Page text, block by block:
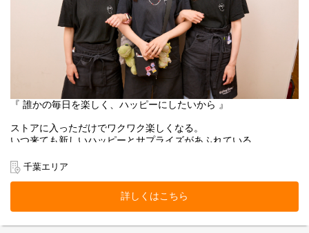
『 誰かの毎日を楽しく、ハッピーにしたいから 』
ストアに入っただけでワクワク楽しくなる。
いつ来ても新しいハッピーとサプライズがあふれている。
働くスタッフ自身がブランドのファンで、商品を愛しているか
ら。
そして売り場づくりを伸び伸び楽しめるカルチャーがあるから。
お客様だけでなく、スタッフも自然に笑顔になれるのが
Flying Tiger Copenhagenという場所です。
千葉エリア
詳しくはこちら